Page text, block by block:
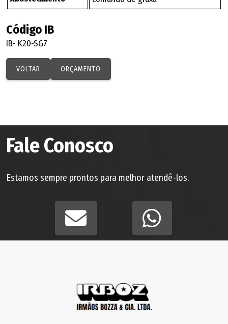
Código IB
IB- K20-SG7
VOLTAR ORÇAMENTO
Fale Conosco
Estamos sempre prontos para melhor atendê-los.